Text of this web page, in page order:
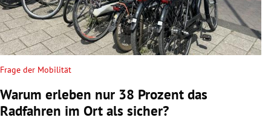
Untermenü
Untermenü
Untermenü
Untermenü
Frage der Mobilität
Warum erleben nur 38 Prozent das
Radfahren im Ort als sicher?